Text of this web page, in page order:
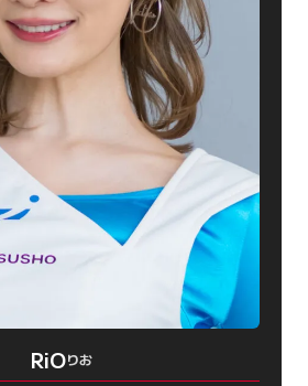
RiOりお